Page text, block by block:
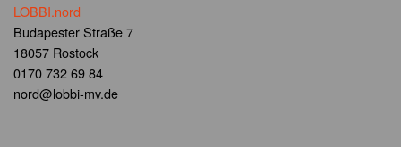
LOBBI.nord
Budapester Straße 7
18057 Rostock
0170 732 69 84
nord@lobbi-mv.de